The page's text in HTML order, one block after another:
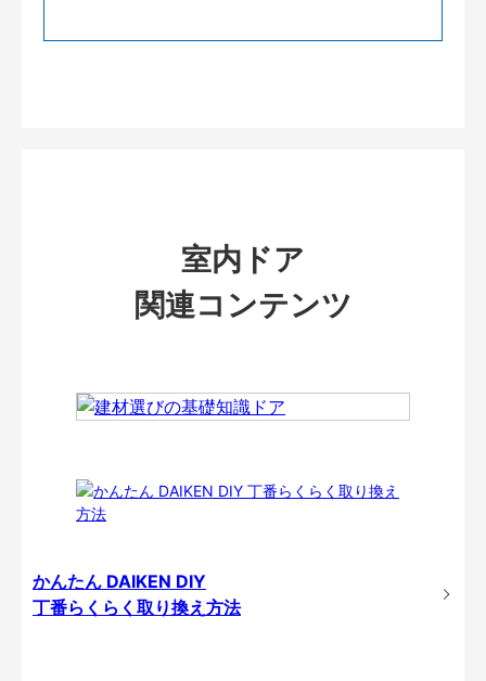
室内ドア
関連コンテンツ
かんたん DAIKEN DIY
丁番らくらく取り換え方法